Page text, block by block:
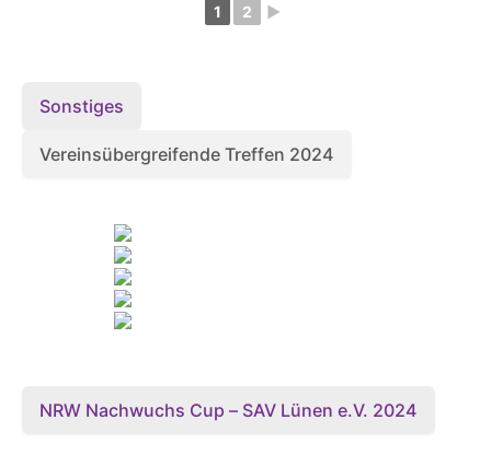
1 2 ►
Sonstiges
Vereinsübergreifende Treffen 2024
NRW Nachwuchs Cup – SAV Lünen e.V. 2024